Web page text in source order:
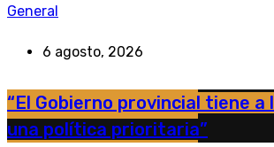
General
6 agosto, 2026
“El Gobierno provincial tiene a
una política prioritaria”